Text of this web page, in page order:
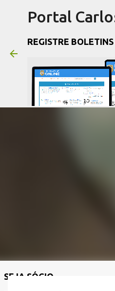
Portal
REGISTRE
SEJA SÓCIO